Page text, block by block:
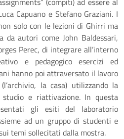
Capuano e Stefano Graziani. I
solo con le lezioni di Ghirri ma
da autori come John Baldessari,
Perec, di integrare all’interno
e pedagogico esercizi ed
hanno poi attraversato il lavoro
la casa) utilizzando la
studio e riattivazione. In questa
gli esiti del laboratorio
ad un gruppo di studenti e
temi sollecitati dalla mostra.